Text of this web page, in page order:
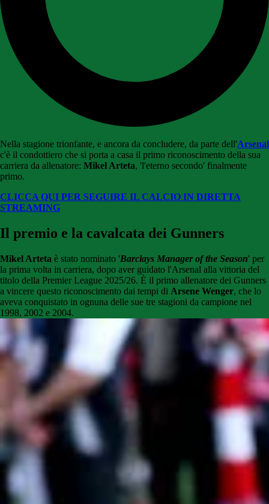
Nella stagione trionfante, e ancora da concludere, da parte dell'Arsenal
c'è il condottiero che si porta a casa il primo riconoscimento della sua
carriera da allenatore: Mikel Arteta, 'l'eterno secondo' finalmente
primo.
CLICCA QUI PER SEGUIRE IL CALCIO IN DIRETTA
STREAMING
Il premio e la cavalcata dei Gunners
Mikel Arteta è stato nominato 'Barclays Manager of the Season' per
la prima volta in carriera, dopo aver guidato l'Arsenal alla vittoria del
titolo della Premier League 2025/26. È il primo allenatore dei Gunners
a vincere questo riconoscimento dai tempi di Arsene Wenger, che lo
aveva conquistato in ognuna delle sue tre stagioni da campione nel
1998, 2002 e 2004.